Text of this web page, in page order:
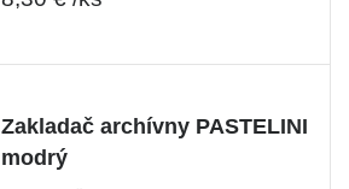
Zakladač archívny PASTELINI
modrý